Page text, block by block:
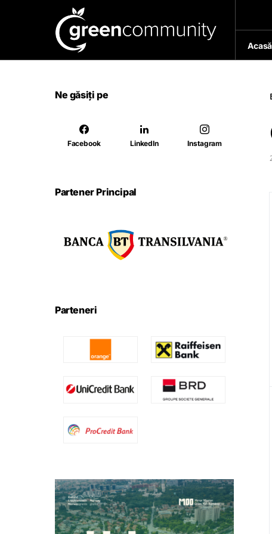
Acasă
Ne găsiți pe
Facebook LinkedIn Instagram
Partener Principal
Parteneri